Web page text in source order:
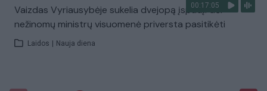
00:17:05
Vaizdas Vyriausybėje sukelia dvejopą įspūdį: dėl
nežinomų ministrų visuomenė priversta pasitikėti
Laidos | Nauja diena